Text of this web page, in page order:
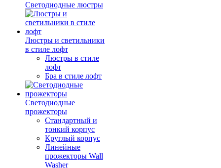
Светодиодные люстры
Люстры и светильники
в стиле лофт
Люстры в стиле
лофт
Бра в стиле лофт
Светодиодные
прожекторы
Стандартный и
тонкий корпус
Круглый корпус
Линейные
прожекторы Wall
Washer